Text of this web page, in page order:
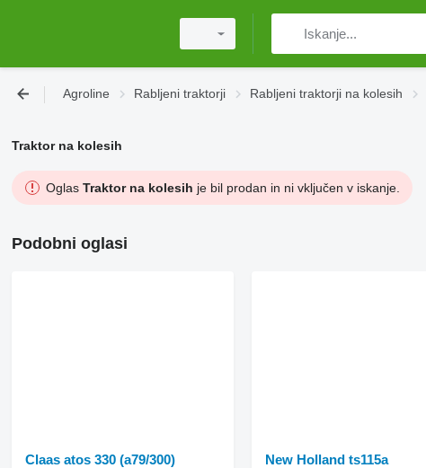
Agroline Rabljeni traktorji Rabljeni traktorji na kolesih
Traktor na kolesih
Oglas Traktor na kolesih je bil prodan in ni vključen v iskanje.
Podobni oglasi
Claas atos 330 (a79/300) New Holland ts115a